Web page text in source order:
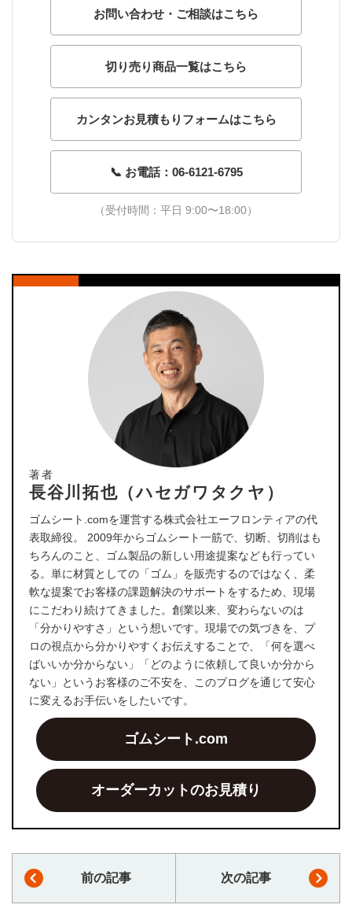
お問い合わせ・ご相談はこちら
切り売り商品一覧はこちら
カンタンお見積もりフォームはこちら
📞 お電話：06-6121-6795
（受付時間：平日 9:00〜18:00）
著者
長谷川拓也（ハセガワタクヤ）
ゴムシート.comを運営する株式会社エーフロンティアの代
表取締役。 2009年からゴムシート一筋で、切断、切削はも
ちろんのこと、ゴム製品の新しい用途提案なども行ってい
る。単に材質としての「ゴム」を販売するのではなく、柔
軟な提案でお客様の課題解決のサポートをするため、現場
にこだわり続けてきました。創業以来、変わらないのは
「分かりやすさ」という想いです。現場での気づきを、プ
ロの視点から分かりやすくお伝えすることで、「何を選べ
ばいいか分からない」「どのように依頼して良いか分から
ない」というお客様のご不安を、このブログを通じて安心
に変えるお手伝いをしたいです。
ゴムシート.com
オーダーカットのお見積り
前の記事 次の記事